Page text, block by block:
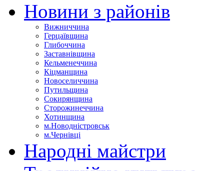
Новини з районів
Вижниччина
Герцаївщина
Глибоччина
Заставнівщина
Кельменеччина
Кіцманщина
Новоселиччина
Путильщина
Сокирянщина
Сторожинеччина
Хотинщина
м.Новодністровськ
м.Чернівці
Народні майстри